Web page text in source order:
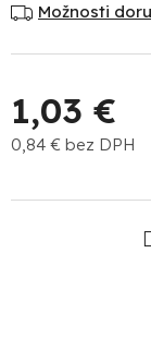
Možnosti
1,03 €
0,84 € bez DPH